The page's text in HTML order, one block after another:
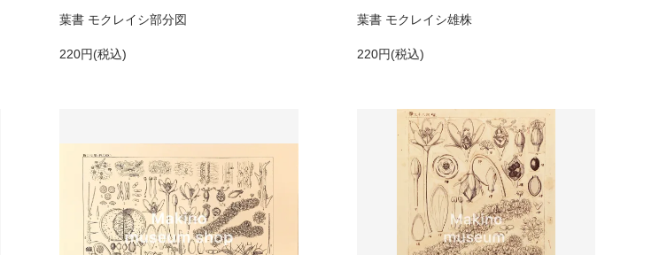
葉書 モクレイシ部分図
220円(税込)
葉書 モクレイシ雄株
220円(税込)